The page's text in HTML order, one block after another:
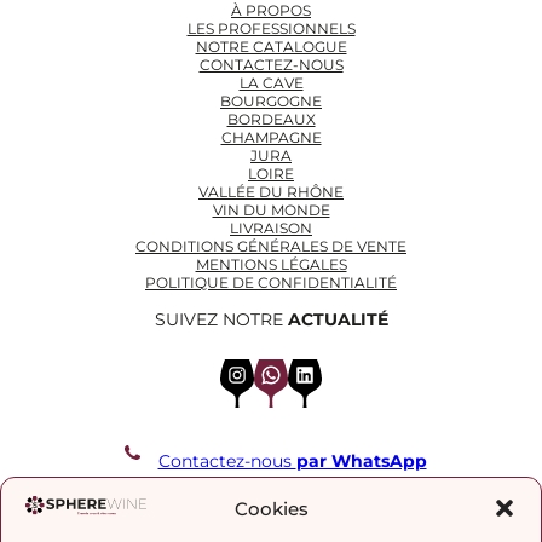
Cookies
À PROPOS
LES PROFESSIONNELS
NOTRE CATALOGUE
CONTACTEZ-NOUS
LA CAVE
BOURGOGNE
BORDEAUX
CHAMPAGNE
JURA
LOIRE
VALLÉE DU RHÔNE
VIN DU MONDE
LIVRAISON
CONDITIONS GÉNÉRALES DE VENTE
MENTIONS LÉGALES
POLITIQUE DE CONFIDENTIALITÉ
SUIVEZ NOTRE ACTUALITÉ
InstagramWhatsApp LinkedIn
Contactez-nous par WhatsApp
REJOIGNEZ NOTRE LISTE DE DIFFUSION